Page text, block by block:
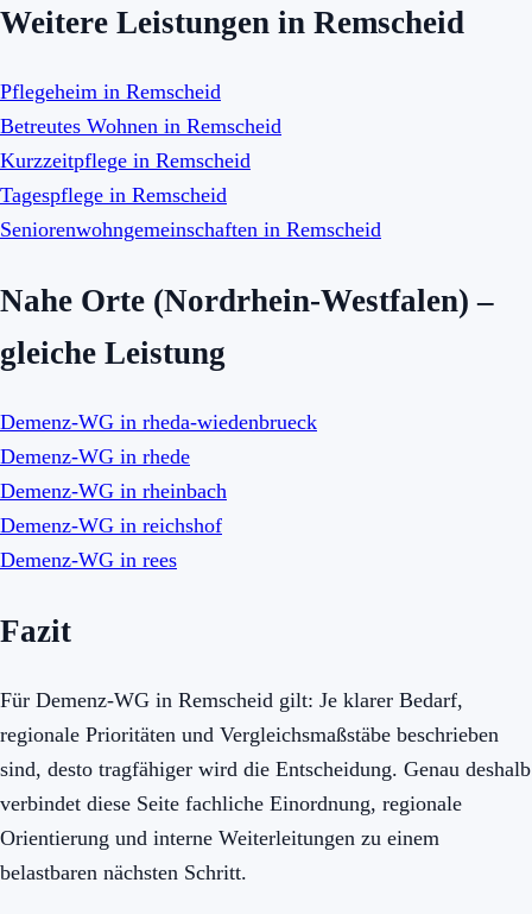
Weitere Leistungen in Remscheid
Pflegeheim in Remscheid
Betreutes Wohnen in Remscheid
Kurzzeitpflege in Remscheid
Tagespflege in Remscheid
Seniorenwohngemeinschaften in Remscheid
Nahe Orte (Nordrhein-Westfalen) –
gleiche Leistung
Demenz-WG in rheda-wiedenbrueck
Demenz-WG in rhede
Demenz-WG in rheinbach
Demenz-WG in reichshof
Demenz-WG in rees
Fazit
Für Demenz-WG in Remscheid gilt: Je klarer Bedarf,
regionale Prioritäten und Vergleichsmaßstäbe beschrieben
sind, desto tragfähiger wird die Entscheidung. Genau deshalb
verbindet diese Seite fachliche Einordnung, regionale
Orientierung und interne Weiterleitungen zu einem
belastbaren nächsten Schritt.